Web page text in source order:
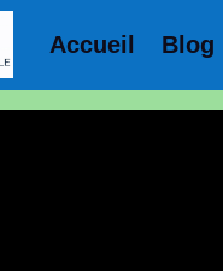
Accueil Blog